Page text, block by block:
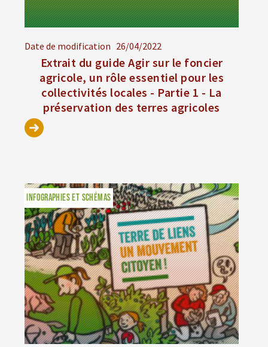
Date de modification 26/04/2022
Extrait du guide Agir sur le foncier
agricole, un rôle essentiel pour les
collectivités locales - Partie 1 - La
préservation des terres agricoles
INFOGRAPHIES ET SCHÉMAS